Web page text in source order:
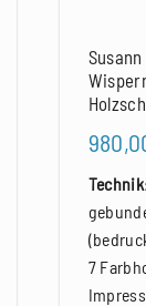
Technik
7